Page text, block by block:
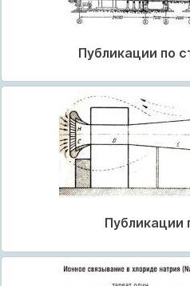
Публикации по
Публикации